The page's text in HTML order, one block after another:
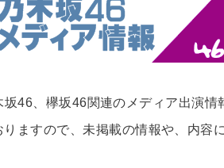
46、欅坂46関連のメディア出演情
ますので、未掲載の情報や、内容